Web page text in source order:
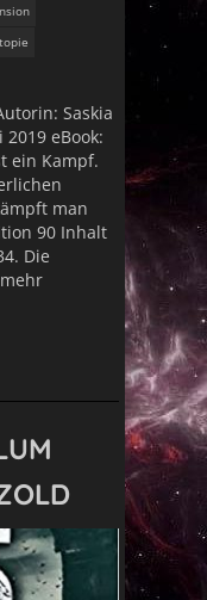
Saskia
eBook:
ein Kampf.
man
90 Inhalt
Die